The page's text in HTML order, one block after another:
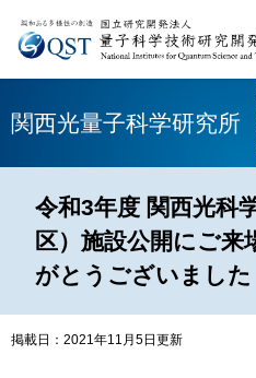
関西光量子科学研究所
令和3年度 関西光科
区）施設公開にご来
がとうございました
掲載日：2021年11月5日更新